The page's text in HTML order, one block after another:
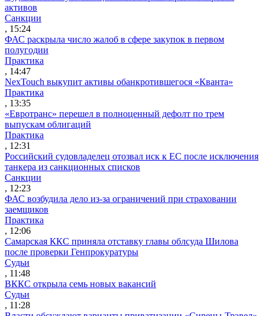
активов
Санкции
, 15:24
ФАС раскрыла число жалоб в сфере закупок в первом
полугодии
Практика
, 14:47
NexTouch выкупит активы обанкротившегося «Кванта»
Практика
, 13:35
«Евротранс» перешел в полноценный дефолт по трем
выпускам облигаций
Практика
, 12:31
Российский судовладелец отозвал иск к ЕС после исключения
танкера из санкционных списков
Санкции
, 12:23
ФАС возбудила дело из-за ограничений при страховании
заемщиков
Практика
, 12:06
Самарская ККС приняла отставку главы облсуда Шилова
после проверки Генпрокуратуры
Судьи
, 11:48
ВККС открыла семь новых вакансий
Судьи
, 11:28